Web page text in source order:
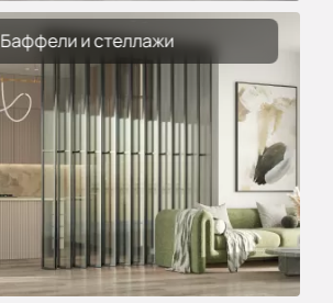
Баффели и стеллажи